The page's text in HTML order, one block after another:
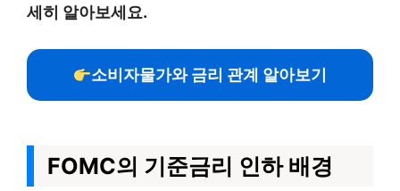
세히 알아보세요.
소비자물가와 금리 관계 알아보기
FOMC의 기준금리 인하 배경